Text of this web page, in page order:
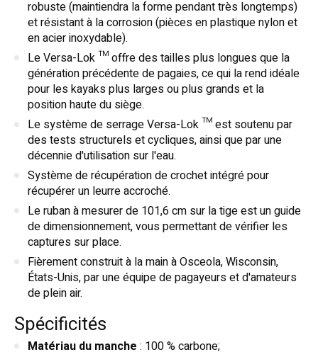
robuste (maintiendra la forme pendant très longtemps)
et résistant à la corrosion (pièces en plastique nylon et
en acier inoxydable).
Le Versa-Lok ™ offre des tailles plus longues que la
génération précédente de pagaies, ce qui la rend idéale
pour les kayaks plus larges ou plus grands et la
position haute du siège.
Le système de serrage Versa-Lok ™ est soutenu par
des tests structurels et cycliques, ainsi que par une
décennie d'utilisation sur l'eau.
Système de récupération de crochet intégré pour
récupérer un leurre accroché.
Le ruban à mesurer de 101,6 cm sur la tige est un guide
de dimensionnement, vous permettant de vérifier les
captures sur place.
Fièrement construit à la main à Osceola, Wisconsin,
États-Unis, par une équipe de pagayeurs et d'amateurs
de plein air.
Spécificités
Matériau du manche : 100 % carbone;